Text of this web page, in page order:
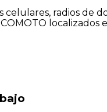
radios de
localizados